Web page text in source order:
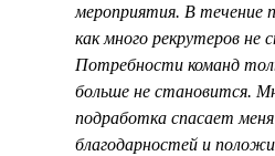
мероприятия. В течение
как много рекрутеров не
Потребности команд
больше не становится.
подработка спасает
благодарностей и